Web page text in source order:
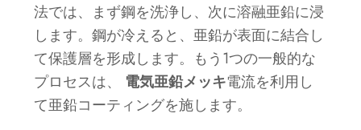
法では、まず鋼を洗浄し、次に溶融亜鉛に浸
します。鋼が冷えると、亜鉛が表面に結合し
て保護層を形成します。もう1つの一般的な
プロセスは、 電気亜鉛メッキ電流を利用し
て亜鉛コーティングを施します。